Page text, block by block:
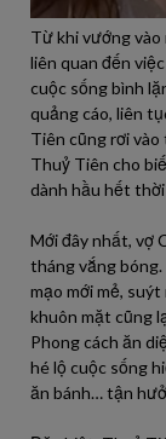
Từ khi vướng
liên quan đến
cuộc sống bình
quảng cáo, liên
Tiên cũng rơi vào
Thuỷ Tiên cho
dành hầu hết
Mới đây nhất, vợ
tháng vắng bóng.
mạo mới mẻ,
khuôn mặt cũng
Phong cách ăn
hé lộ cuộc sống
ăn bánh… tận